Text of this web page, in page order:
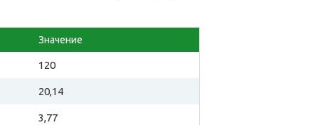
Значение
120
20,14
3,77